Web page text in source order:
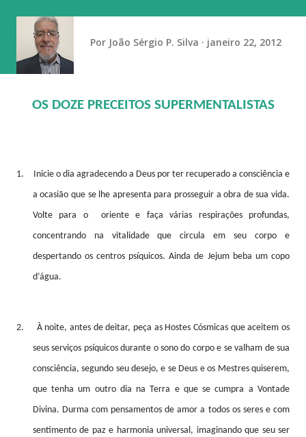
Por João Sérgio P. Silva janeiro 22, 2012
OS DOZE PRECEITOS SUPERMENTALISTAS
1.
Inicie o dia agradecendo a Deus por ter recuperado a consciência e
a ocasião que se lhe apresenta para prosseguir a obra de sua vida.
Volte para o
oriente e faça várias respirações profundas,
concentrando na vitalidade que circula em seu corpo e
despertando os centros psíquicos. Ainda de Jejum beba um copo
d’água.
2.
À noite, antes de deitar, peça as Hostes Cósmicas que aceitem os
seus serviços psíquicos durante o sono do corpo e se valham de sua
consciência, segundo seu desejo, e se Deus e os Mestres quiserem,
que tenha um outro dia na Terra e que se cumpra a Vontade
Divina. Durma com pensamentos de amor a todos os seres e com
sentimento de paz e harmonia universal, imaginando que seu ser